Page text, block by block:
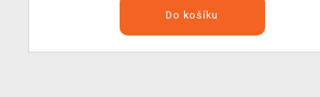
Do košíku